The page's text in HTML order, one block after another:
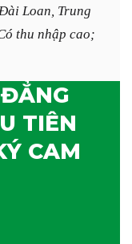
Loan, Trung
thu nhập cao;
TIÊN
CAM